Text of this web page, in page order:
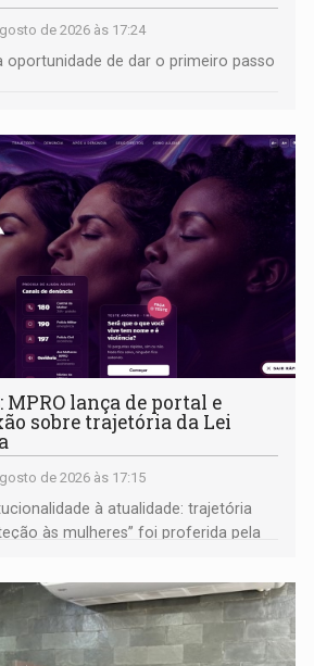
de 2026 às 17:24
oportunidade de dar o primeiro passo
MPRO lança de portal e
sobre trajetória da Lei
de 2026 às 17:15
à atualidade: trajetória
às mulheres” foi proferida pela